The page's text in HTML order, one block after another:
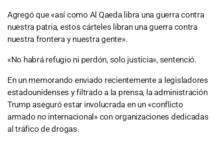
Agregó que «así como Al Qaeda libra una guerra contra
nuestra patria, estos cárteles libran una guerra contra
nuestra frontera y nuestra gente».
«No habrá refugio ni perdón, solo justicia», sentenció.
En un memorando enviado recientemente a legisladores
estadounidenses y filtrado a la prensa, la administración
Trump aseguró estar involucrada en un «conflicto
armado no internacional» con organizaciones dedicadas
al tráfico de drogas.